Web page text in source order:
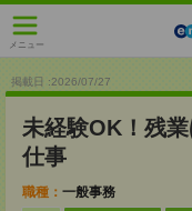
メニュー
掲載日 :2026/07/27
未経験OK！残
仕事
職種： 一般事務